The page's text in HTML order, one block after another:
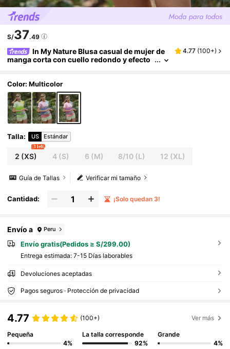
S/37.49
In My Nature Blusa casual de mujer de
manga corta con cuello redondo y efecto
4.77 (100+)
Color: Multicolor
Talla: US Estándar
2 (XS)
3 left
4(S) 6 (M) 8/10 (L) 12 (XL)
Verificar mi tamaño
Guía de Tallas
Cantidad: ¡Solo quedan 3!
Envío a Peru
Envío gratis(Pedidos ≥ S/299.00)
Entrega estimada: 7-15 Días laborables
Devoluciones aceptadas
Pagos seguros · Protección de privacidad
4.77 (100+) Ver más
Pequeña
4%
La talla corresponde
92%
Grande
4%